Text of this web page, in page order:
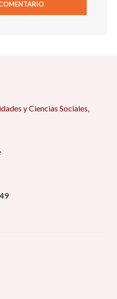
y Ciencias Sociales,